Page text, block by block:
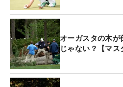
オーガスタの木
じゃない？【マス